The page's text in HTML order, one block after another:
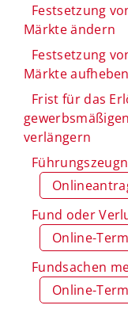
Festsetzung
Märkte ändern
Festsetzung
Märkte aufheben
Frist für das
verlängern
Fund oder
Online-
Fundsachen
Online-